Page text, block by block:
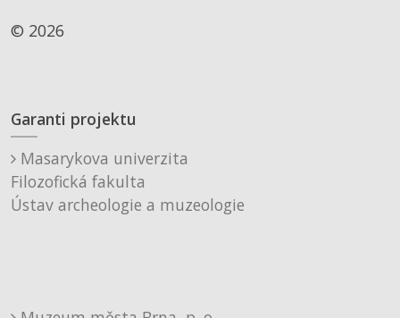
© 2026
Garanti projektu
Masarykova univerzita
Filozofická fakulta
Ústav archeologie a muzeologie